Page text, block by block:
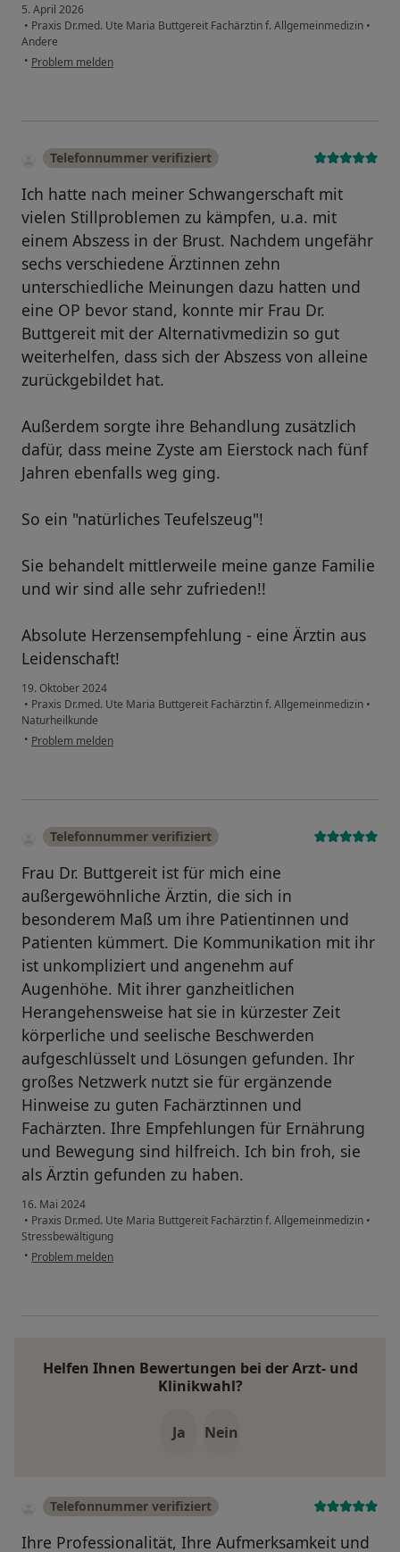
5. April 2026
• Praxis Dr.med. Ute Maria Buttgereit Fachärztin f. Allgemeinmedizin •
Andere
• Problem melden
Telefonnummer verifiziert
Ich hatte nach meiner Schwangerschaft mit
vielen Stillproblemen zu kämpfen, u.a. mit
einem Abszess in der Brust. Nachdem ungefähr
sechs verschiedene Ärztinnen zehn
unterschiedliche Meinungen dazu hatten und
eine OP bevor stand, konnte mir Frau Dr.
Buttgereit mit der Alternativmedizin so gut
weiterhelfen, dass sich der Abszess von alleine
zurückgebildet hat.
Außerdem sorgte ihre Behandlung zusätzlich
dafür, dass meine Zyste am Eierstock nach fünf
Jahren ebenfalls weg ging.
So ein "natürliches Teufelszeug"!
Sie behandelt mittlerweile meine ganze Familie
und wir sind alle sehr zufrieden!!
Absolute Herzensempfehlung - eine Ärztin aus
Leidenschaft!
19. Oktober 2024
• Praxis Dr.med. Ute Maria Buttgereit Fachärztin f. Allgemeinmedizin •
Naturheilkunde
• Problem melden
Telefonnummer verifiziert
Frau Dr. Buttgereit ist für mich eine
außergewöhnliche Ärztin, die sich in
besonderem Maß um ihre Patientinnen und
Patienten kümmert. Die Kommunikation mit ihr
ist unkompliziert und angenehm auf
Augenhöhe. Mit ihrer ganzheitlichen
Herangehensweise hat sie in kürzester Zeit
körperliche und seelische Beschwerden
aufgeschlüsselt und Lösungen gefunden. Ihr
großes Netzwerk nutzt sie für ergänzende
Hinweise zu guten Fachärztinnen und
Fachärzten. Ihre Empfehlungen für Ernährung
und Bewegung sind hilfreich. Ich bin froh, sie
als Ärztin gefunden zu haben.
16. Mai 2024
• Praxis Dr.med. Ute Maria Buttgereit Fachärztin f. Allgemeinmedizin •
Stressbewältigung
• Problem melden
Helfen Ihnen Bewertungen bei der Arzt- und
Klinikwahl?
Ja Nein
Telefonnummer verifiziert
Ihre Professionalität, Ihre Aufmerksamkeit und